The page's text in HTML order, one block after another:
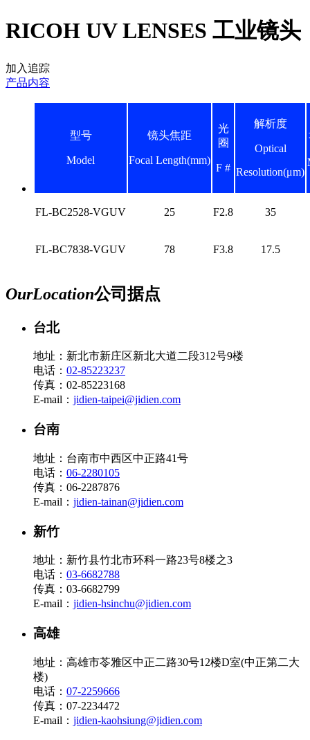
RICOH UV LENSES 工业镜头
加入追踪
产品内容
型号
Model
镜头焦距
Focal Length(mm)
光
圈
F #
解析度
Optical
Resolution(μm)
FL-BC2528-VGUV 25 F2.8 35
FL-BC7838-VGUV 78 F3.8 17.5
OurLocation公司据点
台北
地址：新北市新庄区新北大道二段312号9楼
电话： 02-85223237
传真：02-85223168
E-mail： jidien-taipei@jidien.com
台南
地址：台南市中西区中正路41号
电话： 06-2280105
传真：06-2287876
E-mail： jidien-tainan@jidien.com
新竹
地址：新竹县竹北市环科一路23号8楼之3
电话： 03-6682788
传真：03-6682799
E-mail： jidien-hsinchu@jidien.com
高雄
地址：高雄市苓雅区中正二路30号12楼D室(中正第二大
楼)
电话： 07-2259666
传真：07-2234472
E-mail： jidien-kaohsiung@jidien.com